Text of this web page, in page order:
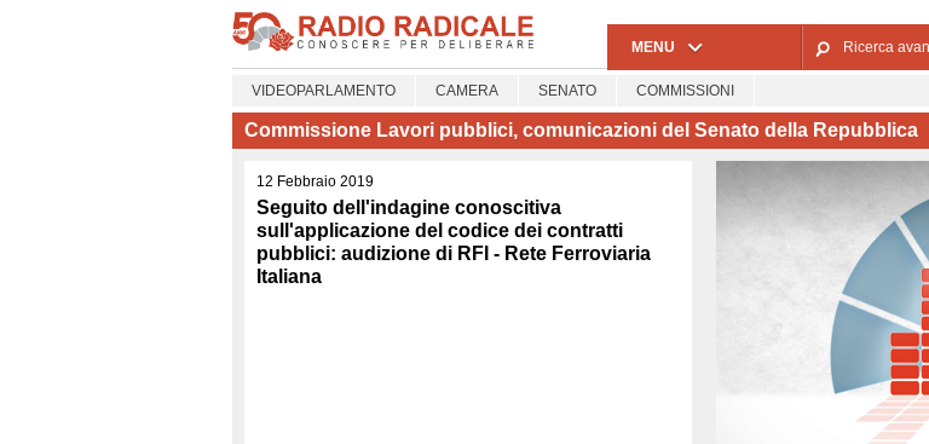
MENU Ricerca
VIDEOPARLAMENTO CAMERA SENATO COMMISSIONI
Commissione Lavori pubblici, comunicazioni del Senato della Repubblica
12 Febbraio 2019
Seguito dell'indagine conoscitiva
sull'applicazione del codice dei contratti
pubblici: audizione di RFI - Rete Ferroviaria
Italiana